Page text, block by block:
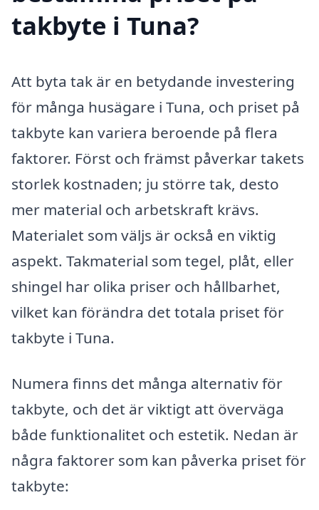
takbyte i Tuna?
Att byta tak är en betydande investering
för många husägare i Tuna, och priset på
takbyte kan variera beroende på flera
faktorer. Först och främst påverkar takets
storlek kostnaden; ju större tak, desto
mer material och arbetskraft krävs.
Materialet som väljs är också en viktig
aspekt. Takmaterial som tegel, plåt, eller
shingel har olika priser och hållbarhet,
vilket kan förändra det totala priset för
takbyte i Tuna.
Numera finns det många alternativ för
takbyte, och det är viktigt att överväga
både funktionalitet och estetik. Nedan är
några faktorer som kan påverka priset för
takbyte: